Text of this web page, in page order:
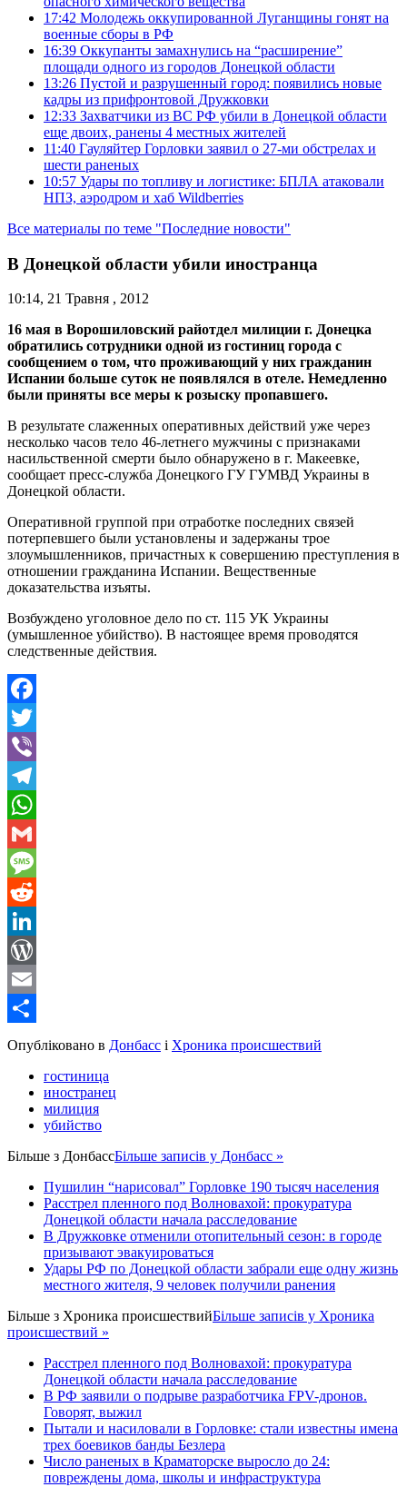
17:42 Молодежь оккупированной Луганщины гонят на
военные сборы в РФ
16:39 Оккупанты замахнулись на “расширение”
площади одного из городов Донецкой области
13:26 Пустой и разрушенный город: появились новые
кадры из прифронтовой Дружковки
12:33 Захватчики из ВС РФ убили в Донецкой области
еще двоих, ранены 4 местных жителей
11:40 Гауляйтер Горловки заявил о 27-ми обстрелах и
шести раненых
10:57 Удары по топливу и логистике: БПЛА атаковали
НПЗ, аэродром и хаб Wildberries
Все материалы по теме "Последние новости"
В Донецкой области убили иностранца
10:14, 21 Травня , 2012
16 мая в Ворошиловский райотдел милиции г. Донецка
обратились сотрудники одной из гостиниц города с
сообщением о том, что проживающий у них гражданин
Испании больше суток не появлялся в отеле. Немедленно
были приняты все меры к розыску пропавшего.
В результате слаженных оперативных действий уже через
несколько часов тело 46-летнего мужчины с признаками
насильственной смерти было обнаружено в г. Макеевке,
сообщает пресс-служба Донецкого ГУ ГУМВД Украины в
Донецкой области.
Оперативной группой при отработке последних связей
потерпевшего были установлены и задержаны трое
злоумышленников, причастных к совершению преступления в
отношении гражданина Испании. Вещественные
доказательства изъяты.
Возбуждено уголовное дело по ст. 115 УК Украины
(умышленное убийство). В настоящее время проводятся
следственные действия.
Facebook
Twitter
Viber
Telegram
WhatsApp
Gmail
Message
Reddit
LinkedIn
WordPress
Email
Share
Опубліковано в Донбасс і Хроника происшествий
гостиница
иностранец
милиция
убийство
Більше з ДонбассБільше записів у Донбасс »
Пушилин “нарисовал” Горловке 190 тысяч населения
Расстрел пленного под Волновахой: прокуратура
Донецкой области начала расследование
В Дружковке отменили отопительный сезон: в городе
призывают эвакуироваться
Удары РФ по Донецкой области забрали еще одну жизнь
местного жителя, 9 человек получили ранения
Більше з Хроника происшествийБільше записів у Хроника
происшествий »
Расстрел пленного под Волновахой: прокуратура
Донецкой области начала расследование
В РФ заявили о подрыве разработчика FPV-дронов.
Говорят, выжил
Пытали и насиловали в Горловке: стали известны имена
трех боевиков банды Безлера
Число раненых в Краматорске выросло до 24:
повреждены дома, школы и инфраструктура